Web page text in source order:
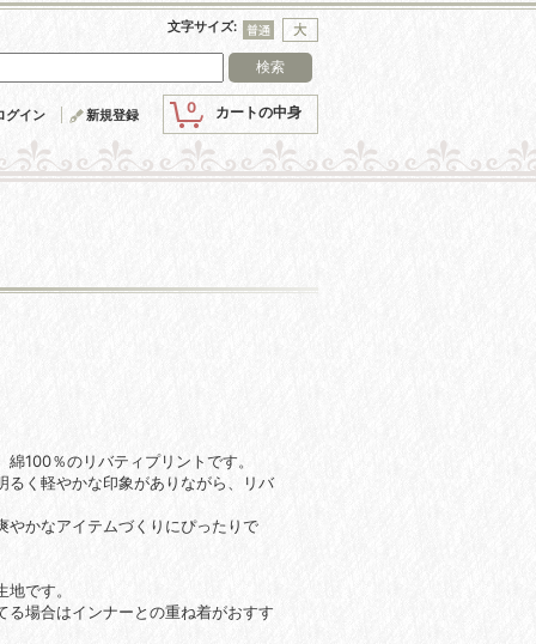
文字サイズ:
0 カートの中身
グイン 新規登録
100％のリバティプリントです。
るく軽やかな印象がありながら、リバ
やかなアイテムづくりにぴったりで
です。
場合はインナーとの重ね着がおすす